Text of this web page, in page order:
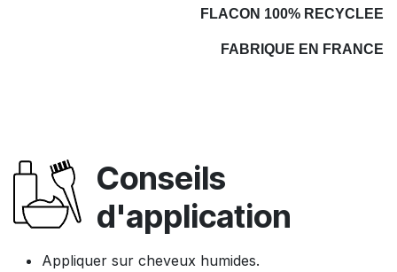
FLACON 100% RECYCLEE
FABRIQUE EN FRANCE
Conseils
d'application
Appliquer sur cheveux humides.